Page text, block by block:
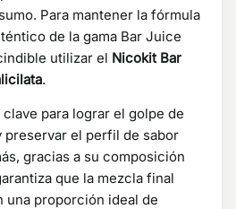
Para mantener la fórmula
de la gama Bar Juice
utilizar el Nicokit Bar
.
para lograr el golpe de
preservar el perfil de sabor
gracias a su composición
que la mezcla final
una proporción ideal de